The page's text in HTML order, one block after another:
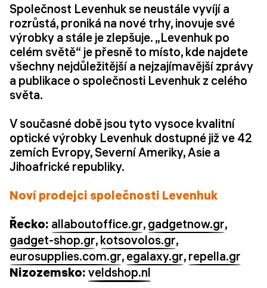
Společnost Levenhuk se neustále vyvíjí a
rozrůstá, proniká na nové trhy, inovuje své
výrobky a stále je zlepšuje. „Levenhuk po
celém světě“ je přesně to místo, kde najdete
všechny nejdůležitější a nejzajímavější zprávy
a publikace o společnosti Levenhuk z celého
světa.
V současné době jsou tyto vysoce kvalitní
optické výrobky Levenhuk dostupné již ve 42
zemích Evropy, Severní Ameriky, Asie a
Jihoafrické republiky.
Noví prodejci společnosti Levenhuk
Řecko: allaboutoffice.gr, gadgetnow.gr,
gadget-shop.gr, kotsovolos.gr,
eurosupplies.com.gr, egalaxy.gr, repella.gr
Nizozemsko: veldshop.nl